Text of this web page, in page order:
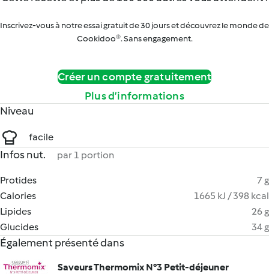
Inscrivez-vous à notre essai gratuit de 30 jours et découvrez le monde de
Cookidoo®. Sans engagement.
Créer un compte gratuitement
Plus d’informations
Niveau
facile
Infos nut. par 1 portion
Protides
7 g
Calories
1665 kJ / 398 kcal
Lipides
26 g
Glucides
34 g
Également présenté dans
Saveurs Thermomix N°3 Petit-déjeuner